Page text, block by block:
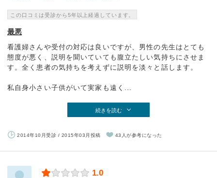
この口コミは受診から5年以上経過しています。
最悪
看護婦さんや受付の対応は良いですが、男性の先生はとても
態度が悪く、説明を聞いていても腹立たしい気持ちにさせま
す。全く患者の気持ちを考えずに説明を淡々と話します。
私自身小さい子供がいて実家も遠く...
続きを読む
2014年10月受診 / 2015年03月投稿 43人が参考になった
1.0